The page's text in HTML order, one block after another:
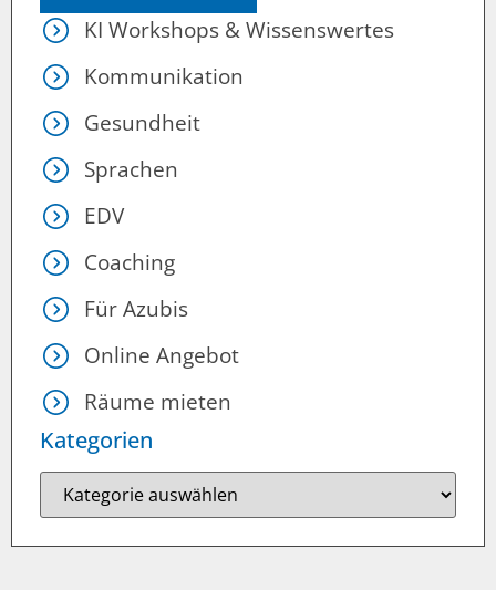
KI Workshops & Wissenswertes
Kommunikation
Gesundheit
Sprachen
EDV
Coaching
Für Azubis
Online Angebot
Räume mieten
Kategorien